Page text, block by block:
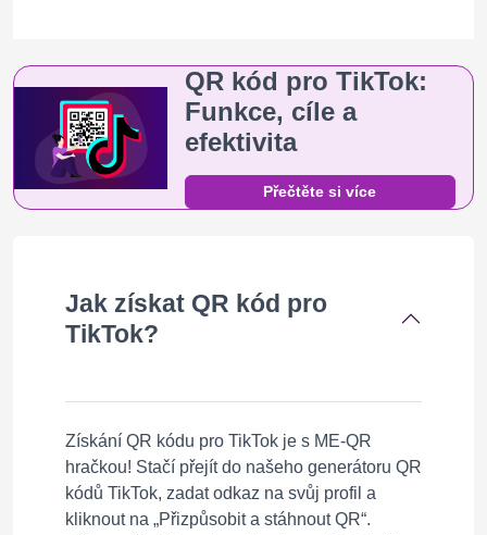
QR kód pro TikTok:
Funkce, cíle a
efektivita
Přečtěte si více
Jak získat QR kód pro
TikTok?
Získání QR kódu pro TikTok je s ME-QR
hračkou! Stačí přejít do našeho generátoru QR
kódů TikTok, zadat odkaz na svůj profil a
kliknout na „Přizpůsobit a stáhnout QR“.